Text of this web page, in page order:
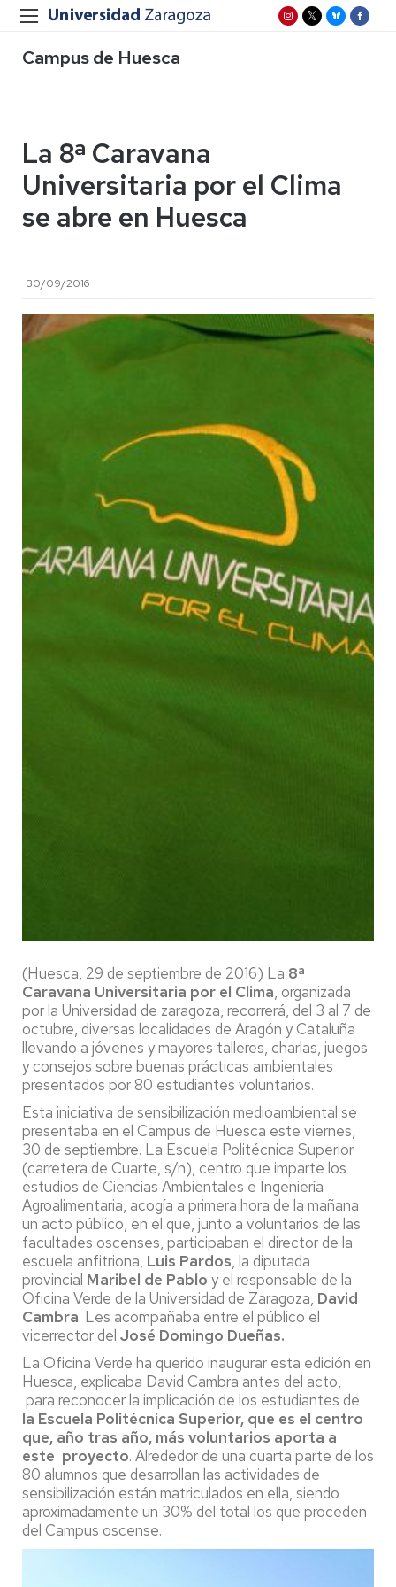
Campus de Huesca
La 8ª Caravana
Universitaria por el Clima
se abre en Huesca
30/09/2016
(Huesca, 29 de septiembre de 2016) La 8ª
Caravana Universitaria por el Clima, organizada
por la Universidad de zaragoza, recorrerá, del 3 al 7 de
octubre, diversas localidades de Aragón y Cataluña
llevando a jóvenes y mayores talleres, charlas, juegos
y consejos sobre buenas prácticas ambientales
presentados por 80 estudiantes voluntarios.
Esta iniciativa de sensibilización medioambiental se
presentaba en el Campus de Huesca este viernes,
30 de septiembre. La Escuela Politécnica Superior
(carretera de Cuarte, s/n), centro que imparte los
estudios de Ciencias Ambientales e Ingeniería
Agroalimentaria, acogía a primera hora de la mañana
un acto público, en el que, junto a voluntarios de las
facultades oscenses, participaban el director de la
escuela anfitriona, Luis Pardos, la diputada
provincial Maribel de Pablo y el responsable de la
Oficina Verde de la Universidad de Zaragoza, David
Cambra. Les acompañaba entre el público el
vicerrector del José Domingo Dueñas.
La Oficina Verde ha querido inaugurar esta edición en
Huesca, explicaba David Cambra antes del acto,
para reconocer la implicación de los estudiantes de
la Escuela Politécnica Superior, que es el centro
que, año tras año, más voluntarios aporta a
este proyecto. Alrededor de una cuarta parte de los
80 alumnos que desarrollan las actividades de
sensibilización están matriculados en ella, siendo
aproximadamente un 30% del total los que proceden
del Campus oscense.